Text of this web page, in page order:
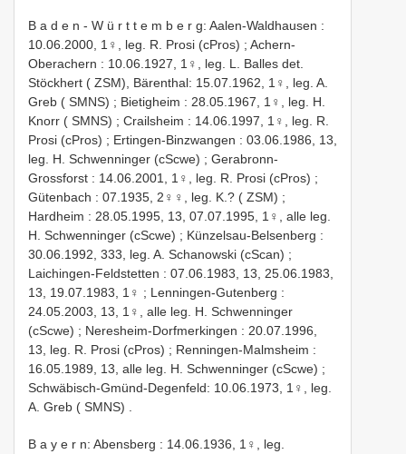
B a d e n - W ü r t t e m b e r g: Aalen-Waldhausen :
10.06.2000, 1♀, leg. R. Prosi (cPros) ; Achern-
Oberachern : 10.06.1927, 1♀, leg. L. Balles det.
Stöckhert ( ZSM), Bärenthal: 15.07.1962, 1♀, leg. A.
Greb ( SMNS) ; Bietigheim : 28.05.1967, 1♀, leg. H.
Knorr ( SMNS) ; Crailsheim : 14.06.1997, 1♀, leg. R.
Prosi (cPros) ; Ertingen-Binzwangen : 03.06.1986, 13,
leg. H. Schwenninger (cScwe) ; Gerabronn-
Grossforst : 14.06.2001, 1♀, leg. R. Prosi (cPros) ;
Gütenbach : 07.1935, 2♀♀, leg. K.? ( ZSM) ;
Hardheim : 28.05.1995, 13, 07.07.1995, 1♀, alle leg.
H. Schwenninger (cScwe) ; Künzelsau-Belsenberg :
30.06.1992, 333, leg. A. Schanowski (cScan) ;
Laichingen-Feldstetten : 07.06.1983, 13, 25.06.1983,
13, 19.07.1983, 1♀ ; Lenningen-Gutenberg :
24.05.2003, 13, 1♀, alle leg. H. Schwenninger
(cScwe) ; Neresheim-Dorfmerkingen : 20.07.1996,
13, leg. R. Prosi (cPros) ; Renningen-Malmsheim :
16.05.1989, 13, alle leg. H. Schwenninger (cScwe) ;
Schwäbisch-Gmünd-Degenfeld: 10.06.1973, 1♀, leg.
A. Greb ( SMNS)
B a y e r n: Abensberg : 14.06.1936, 1♀, leg.